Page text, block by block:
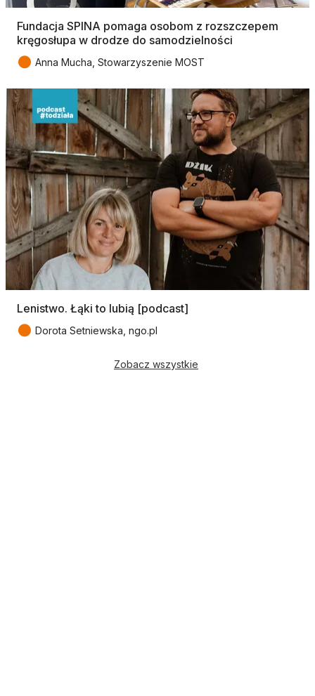
Fundacja SPINA pomaga osobom z rozszczepem
kręgosłupa w drodze do samodzielności
● Anna Mucha, Stowarzyszenie MOST
Lenistwo. Łąki to lubią [podcast]
● Dorota Setniewska, ngo.pl
Zobacz wszystkie